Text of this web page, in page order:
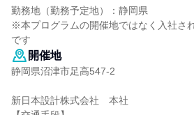
勤務地（勤務予定地）：静岡県
※本プログラムの開催地ではなく入社さ
です
開催地
静岡県沼津市足高547-2
新日本設計株式会社 本社